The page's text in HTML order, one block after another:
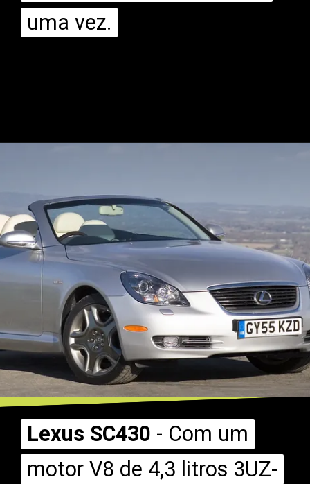
uma vez.
uma vez.
Lexus SC430 - Com um
motor V8 de 4,3 litros 3UZ-
Lexus SC430 - Com um
motor V8 de 4,3 litros 3UZ-